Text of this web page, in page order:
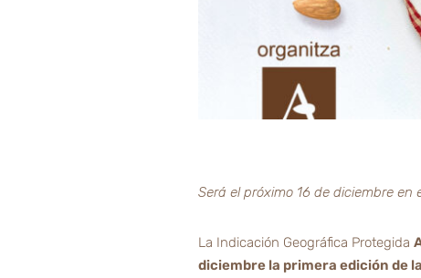
Será el próximo 16 de diciembre en
La Indicación Geográfica Protegida
diciembre la primera edición de